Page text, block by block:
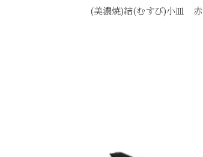
(美濃焼)結(むすび)小皿 赤